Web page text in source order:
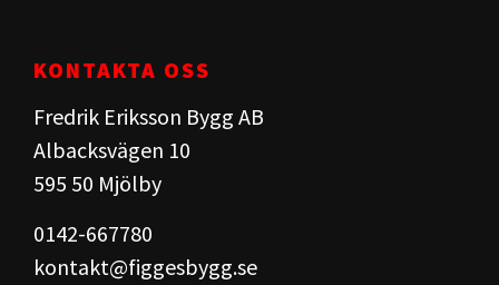
KONTAKTA OSS
Fredrik Eriksson Bygg AB
Albacksvägen 10
595 50 Mjölby​
0142-667780
kontakt@figgesbygg.se